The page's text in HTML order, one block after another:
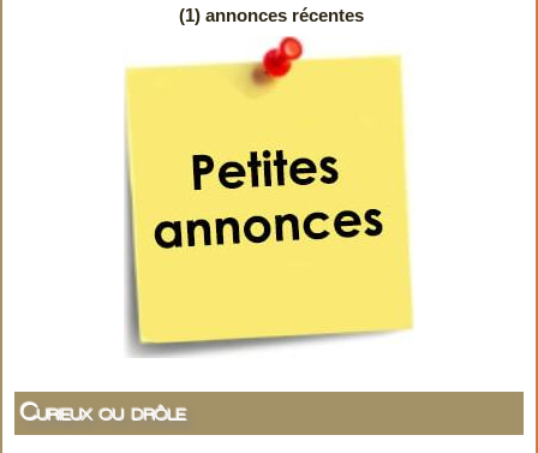
(1) annonces récentes
Curieux ou drôle